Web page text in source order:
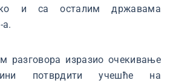
и са осталим државама
разговора изразио очекивање
потврдити учешће на